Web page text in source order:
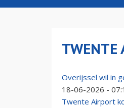
TWENTE
Overijssel wil in
18-06-2026 -
Twente Airport